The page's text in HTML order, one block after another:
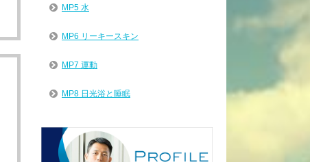
MP5 水
MP6 リーキースキン
MP7 運動
MP8 日光浴と睡眠